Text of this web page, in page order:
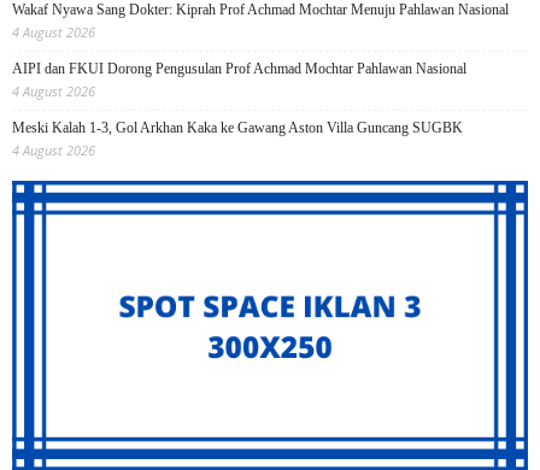
Wakaf Nyawa Sang Dokter: Kiprah Prof Achmad Mochtar Menuju Pahlawan Nasional
4 August 2026
AIPI dan FKUI Dorong Pengusulan Prof Achmad Mochtar Pahlawan Nasional
4 August 2026
Meski Kalah 1-3, Gol Arkhan Kaka ke Gawang Aston Villa Guncang SUGBK
4 August 2026